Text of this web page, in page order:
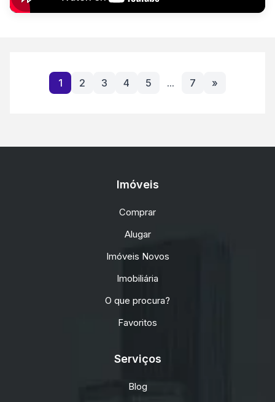
1 2 3 4 5 ... 7 »
Imóveis
Comprar
Alugar
Imóveis Novos
Imobiliária
O que procura?
Favoritos
Serviços
Blog